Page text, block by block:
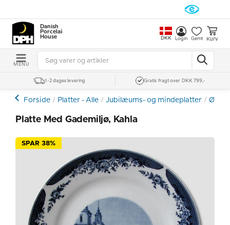
Danish
Porcelain
House
DKK Login Gemt Kurv
MENU
1-2 dages levering Gratis fragt over DKK 799,-
Forside Platter - Alle Jubilæums- og mindeplatter
Platte Med Gademiljø, Kahla
SPAR 38%